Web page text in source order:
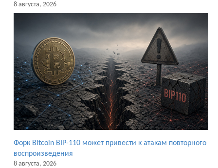
8 августа, 2026
Форк Bitcoin BIP-110 может привести к атакам повторного
воспроизведения
8 августа, 2026